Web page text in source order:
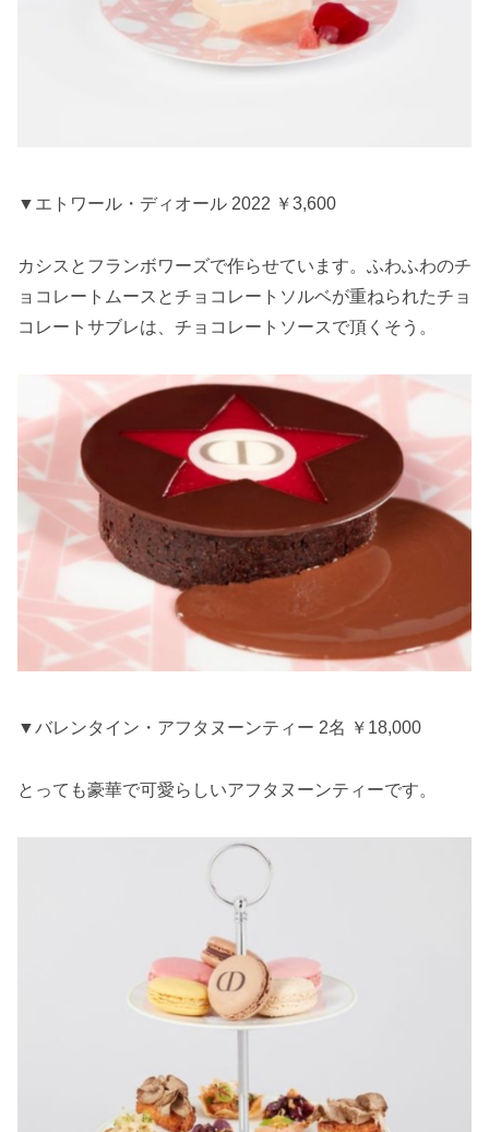
▼エトワール・ディオール 2022 ￥3,600
カシスとフランボワーズで作らせています。ふわふわのチ
ョコレートムースとチョコレートソルベが重ねられたチョ
コレートサブレは、チョコレートソースで頂くそう。
▼バレンタイン・アフタヌーンティー 2名 ￥18,000
とっても豪華で可愛らしいアフタヌーンティーです。